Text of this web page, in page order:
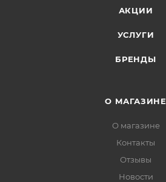
АКЦИИ
УСЛУГИ
БРЕНДЫ
О МАГАЗИНЕ
О магазине
Контакты
Отзывы
Новости